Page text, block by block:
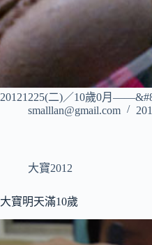
20121225(二)／10歲0月
smalllan@gmail.com
大寶2012
大寶明天滿10歲